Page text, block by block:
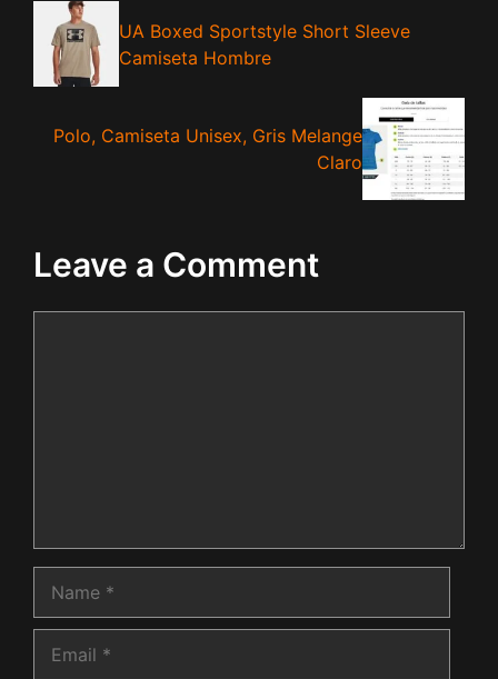
UA Boxed Sportstyle Short Sleeve
Camiseta Hombre
Polo, Camiseta Unisex, Gris Melange
Claro
Leave a Comment